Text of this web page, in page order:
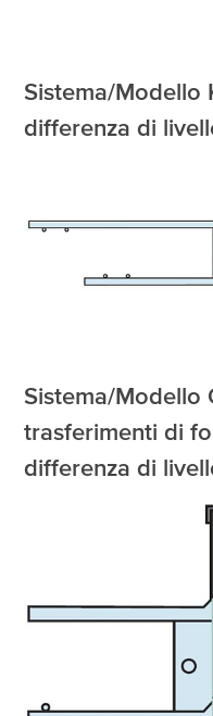
Sistema/Modello
differenza di
Sistema/Modello
trasferimenti di
differenza di